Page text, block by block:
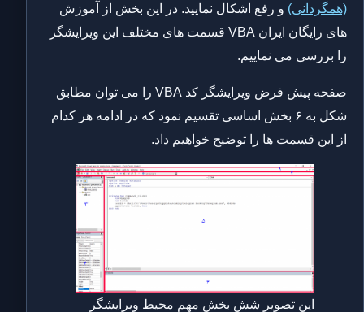
(همگردانی) و رفع اشکال نمایید. در این بخش از آموزش
های رایگان ایران VBA قسمت های مختلف این ویرایشگر
را بررسی می نماییم.
صفحه پیش فرض ویرایشگر کد VBA را می توان مطابق
شکل به ۶ بخش اساسی تقسیم نمود که در ادامه هر کدام
از این قسمت ها را توضیح خواهیم داد.
این تصویر شش بخش مهم محیط ویرایشگر